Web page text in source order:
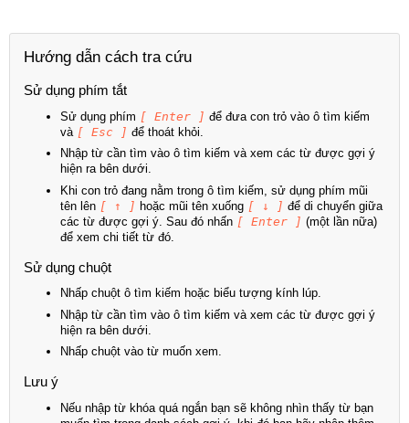
Hướng dẫn cách tra cứu
Sử dụng phím tắt
Sử dụng phím [ Enter ] để đưa con trỏ vào ô tìm kiếm
và [ Esc ] để thoát khỏi.
Nhập từ cần tìm vào ô tìm kiếm và xem các từ được gợi ý
hiện ra bên dưới.
Khi con trỏ đang nằm trong ô tìm kiếm, sử dụng phím mũi
tên lên [ ↑ ] hoặc mũi tên xuống [ ↓ ] để di chuyển giữa
các từ được gợi ý. Sau đó nhấn [ Enter ] (một lần nữa)
để xem chi tiết từ đó.
Sử dụng chuột
Nhấp chuột ô tìm kiếm hoặc biểu tượng kính lúp.
Nhập từ cần tìm vào ô tìm kiếm và xem các từ được gợi ý
hiện ra bên dưới.
Nhấp chuột vào từ muốn xem.
Lưu ý
Nếu nhập từ khóa quá ngắn bạn sẽ không nhìn thấy từ bạn